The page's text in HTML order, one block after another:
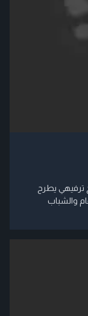
ترفيهي يطرح
والشباب